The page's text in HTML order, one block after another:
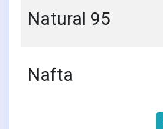
Natural 95
Nafta